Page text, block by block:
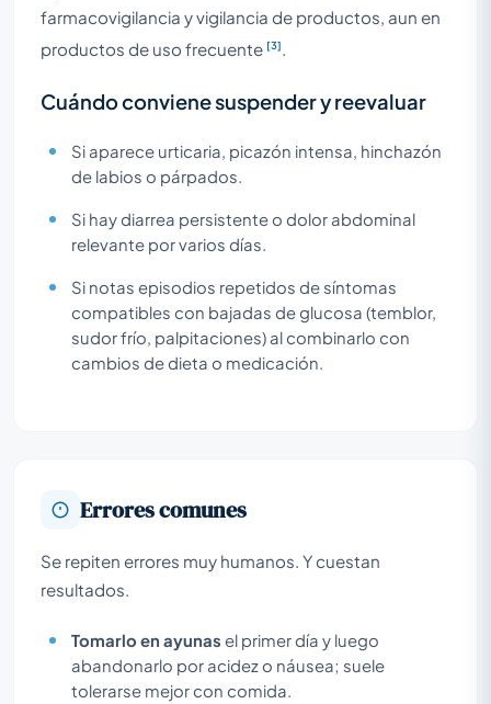
farmacovigilancia y vigilancia de productos, aun en
productos de uso frecuente [3]
Cuándo conviene suspender y reevaluar
Si aparece urticaria, picazón intensa, hinchazón
de labios o párpados.
Si hay diarrea persistente o dolor abdominal
relevante por varios días.
Si notas episodios repetidos de síntomas
compatibles con bajadas de glucosa (temblor,
sudor frío, palpitaciones) al combinarlo con
cambios de dieta o medicación.
Errores comunes
Se repiten errores muy humanos. Y cuestan
resultados.
Tomarlo en ayunas el primer día y luego
abandonarlo por acidez o náusea; suele
tolerarse mejor con comida.